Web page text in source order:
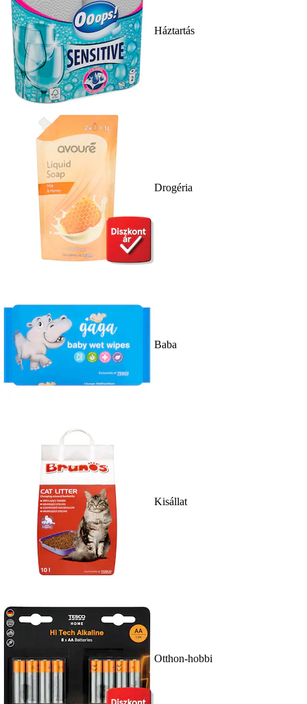
Háztartás
Drogéria
Baba
Kisállat
Otthon-hobbi